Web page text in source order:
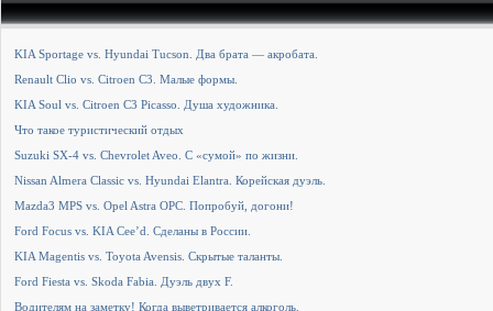
KIA Sportage vs. Hyundai Tucson. Два брата — акробата.
Renault Clio vs. Citroen C3. Малые формы.
KIA Soul vs. Citroen C3 Picasso. Душа художника.
Что такое туристический отдых
Suzuki SX-4 vs. Chevrolet Aveo. С «сумой» по жизни.
Nissan Almera Classic vs. Hyundai Elantra. Корейская дуэль.
Mazda3 MPS vs. Opel Astra OPC. Попробуй, догони!
Ford Focus vs. KIA Cee’d. Сделаны в России.
KIA Magentis vs. Toyota Avensis. Скрытые таланты.
Ford Fiesta vs. Skoda Fabia. Дуэль двух F.
Водителям на заметку! Когда выветривается алкоголь.